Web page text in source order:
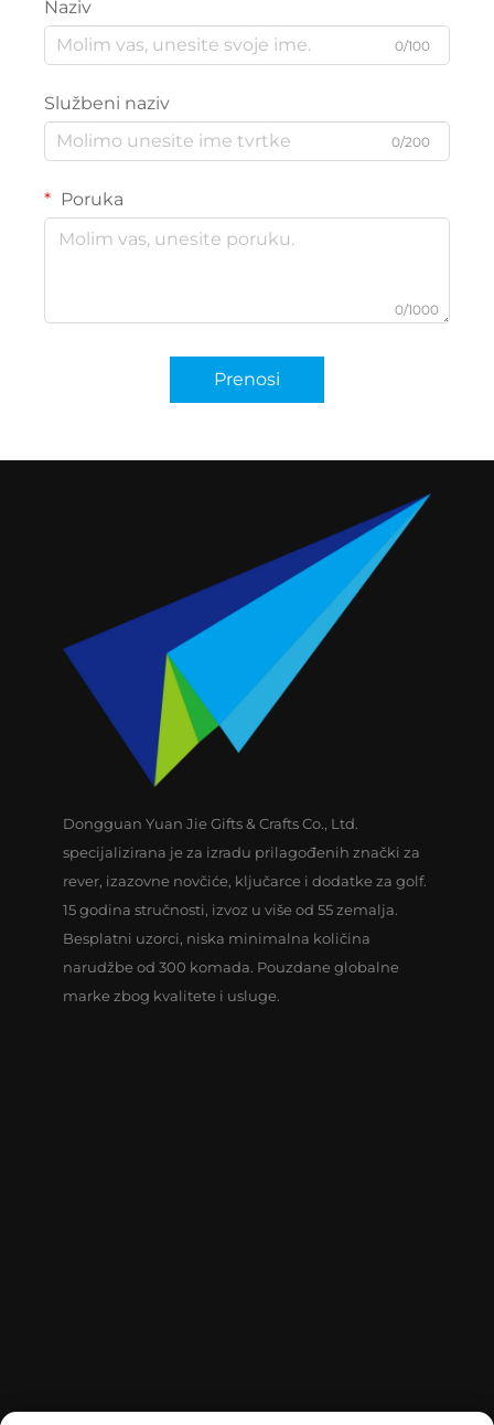
Naziv
0/100
Službeni naziv
0/200
Poruka
0/1000
Prenosi
Dongguan Yuan Jie Gifts & Crafts Co., Ltd.
specijalizirana je za izradu prilagođenih znački za
rever, izazovne novčiće, ključarce i dodatke za golf.
15 godina stručnosti, izvoz u više od 55 zemalja.
Besplatni uzorci, niska minimalna količina
narudžbe od 300 komada. Pouzdane globalne
marke zbog kvalitete i usluge.